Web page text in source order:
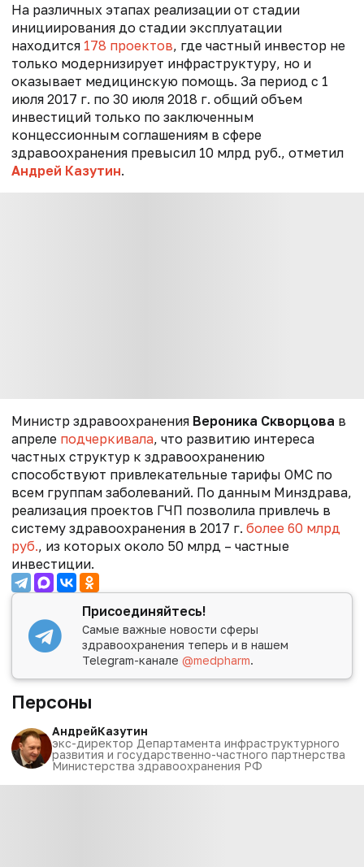
На различных этапах реализации от стадии
инициирования до стадии эксплуатации
находится 178 проектов, где частный инвестор не
только модернизирует инфраструктуру, но и
оказывает медицинскую помощь. За период с 1
июля 2017 г. по 30 июля 2018 г. общий объем
инвестиций только по заключенным
концессионным соглашениям в сфере
здравоохранения превысил 10 млрд руб., отметил
Андрей Казутин.
Министр здравоохранения Вероника Скворцова в
апреле подчеркивала, что развитию интереса
частных структур к здравоохранению
способствуют привлекательные тарифы ОМС по
всем группам заболеваний. По данным Минздрава,
реализация проектов ГЧП позволила привлечь в
систему здравоохранения в 2017 г. более 60 млрд
руб., из которых около 50 млрд – частные
инвестиции.
Присоединяйтесь!
Самые важные новости сферы
здравоохранения теперь и в нашем
Telegram-канале@medpharm.
Персоны
АндрейКазутин
экс-директор Департамента инфраструктурного
развития и государственно-частного партнерства
Министерства здравоохранения РФ